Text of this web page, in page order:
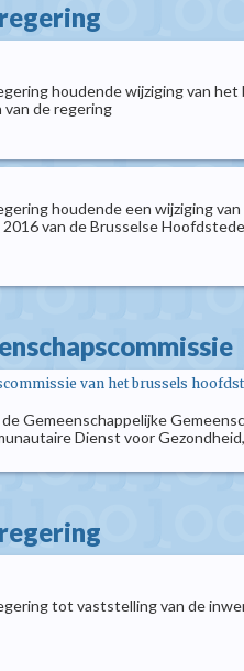
houdende wijziging van
de regering
houdende een wijziging
van de Brusselse
van het brussels
Gemeenschappelijke
Dienst voor
tot vaststelling van de